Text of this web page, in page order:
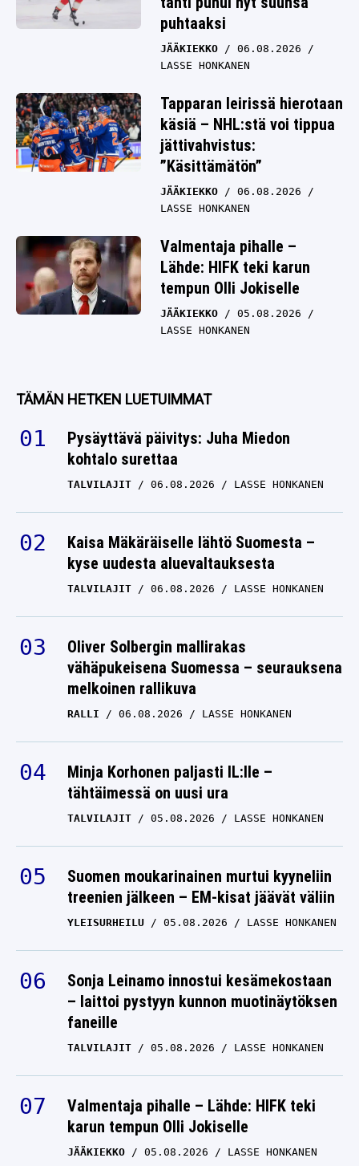
puhtaaksi
JÄÄKIEKKO
06.08.2026
LASSE HONKANEN
Tapparan leirissä hierotaan
käsiä – NHL:stä voi tippua
jättivahvistus:
”Käsittämätön”
JÄÄKIEKKO
06.08.2026
LASSE HONKANEN
Valmentaja pihalle –
Lähde: HIFK teki karun
tempun Olli Jokiselle
JÄÄKIEKKO
05.08.2026
LASSE HONKANEN
TÄMÄN HETKEN LUETUIMMAT
Pysäyttävä päivitys: Juha Miedon
kohtalo surettaa
TALVILAJIT 06.08.2026 LASSE HONKANEN
Kaisa Mäkäräiselle lähtö Suomesta –
kyse uudesta aluevaltauksesta
TALVILAJIT 06.08.2026 LASSE HONKANEN
Oliver Solbergin mallirakas
vähäpukeisena Suomessa – seurauksena
melkoinen rallikuva
RALLI 06.08.2026 LASSE HONKANEN
Minja Korhonen paljasti IL:lle –
tähtäimessä on uusi ura
TALVILAJIT 05.08.2026 LASSE HONKANEN
Suomen moukarinainen murtui kyyneliin
treenien jälkeen – EM-kisat jäävät väliin
YLEISURHEILU 05.08.2026 LASSE HONKANEN
Sonja Leinamo innostui kesämekostaan
– laittoi pystyyn kunnon muotinäytöksen
faneille
TALVILAJIT 05.08.2026 LASSE HONKANEN
Valmentaja pihalle – Lähde: HIFK teki
karun tempun Olli Jokiselle
JÄÄKIEKKO 05.08.2026 LASSE HONKANEN